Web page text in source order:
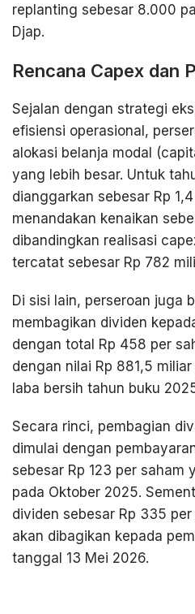
replanting sebesar 8.000
Djap.
Rencana Capex dan
Sejalan dengan strategi
efisiensi operasional,
alokasi belanja modal
yang lebih besar. Untuk
dianggarkan sebesar Rp
menandakan kenaikan
dibandingkan realisasi
tercatat sebesar Rp 782
Di sisi lain, perseroan juga
membagikan dividen
dengan total Rp 458 per
dengan nilai Rp 881,5
laba bersih tahun buku
Secara rinci, pembagian
dimulai dengan
sebesar Rp 123 per saham
pada Oktober 2025.
dividen sebesar Rp 335
akan dibagikan kepada
tanggal 13 Mei 2026.